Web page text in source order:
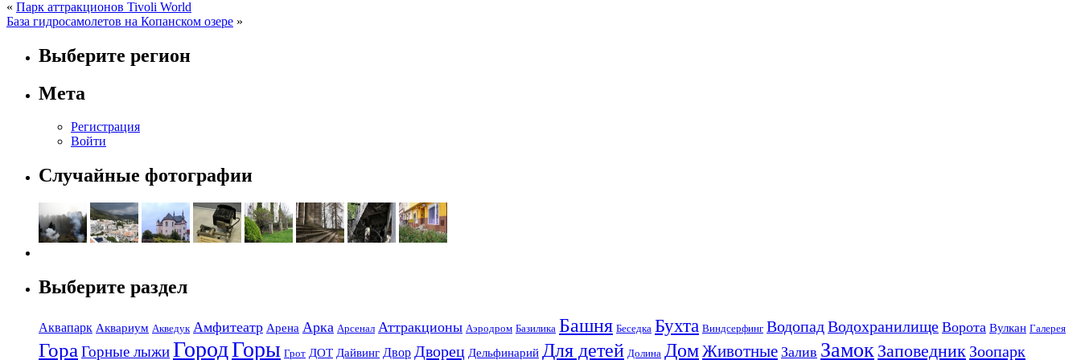
« Парк аттракционов Tivoli World
База гидросамолетов на Копанском озере »
Выберите регион
Мета
Регистрация
Войти
Случайные фотографии
Выберите раздел
Аквапарк Аквариум Акведук Амфитеатр Арена Арка Арсенал Аттракционы Аэродром Базилика Башня Беседка Бухта Виндсерфинг ВодопадВодохранилище Ворота Вулкан Галерея
Гора Горные лыжиГородГоры Грот ДОТ Дайвинг Двор Дворец Дельфинарий Для детей Долина ДомЖивотные Залив Замок Заповедник Зоопарк